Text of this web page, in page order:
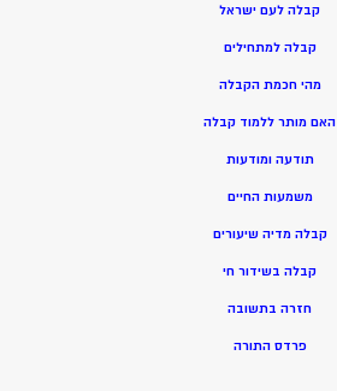
קבלה לעם ישראל
קבלה למתחילים
מהי חכמת הקבלה
האם מותר ללמוד קבלה
תודעה ומודעות
משמעות החיים
קבלה מדיה שיעורים
קבלה בשידור חי
חזרה בתשובה
פרדס התורה